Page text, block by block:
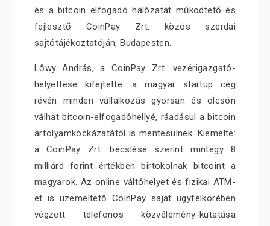
és a bitcoin elfogadó hálózatát működtető és
fejlesztő CoinPay Zrt. közös szerdai
sajtótájékoztatóján, Budapesten.
Lőwy András, a CoinPay Zrt. vezérigazgató-
helyettese kifejtette: a magyar startup cég
révén minden vállalkozás gyorsan és olcsón
válhat bitcoin-elfogadóhellyé, ráadásul a bitcoin
árfolyamkockázatától is mentesülnek. Kiemelte:
a CoinPay Zrt. becslése szerint mintegy 8
milliárd forint értékben birtokolnak bitcoint a
magyarok. Az online váltóhelyet és fizikai ATM-
et is üzemeltető CoinPay saját ügyfélkörében
végzett telefonos közvélemény-kutatása